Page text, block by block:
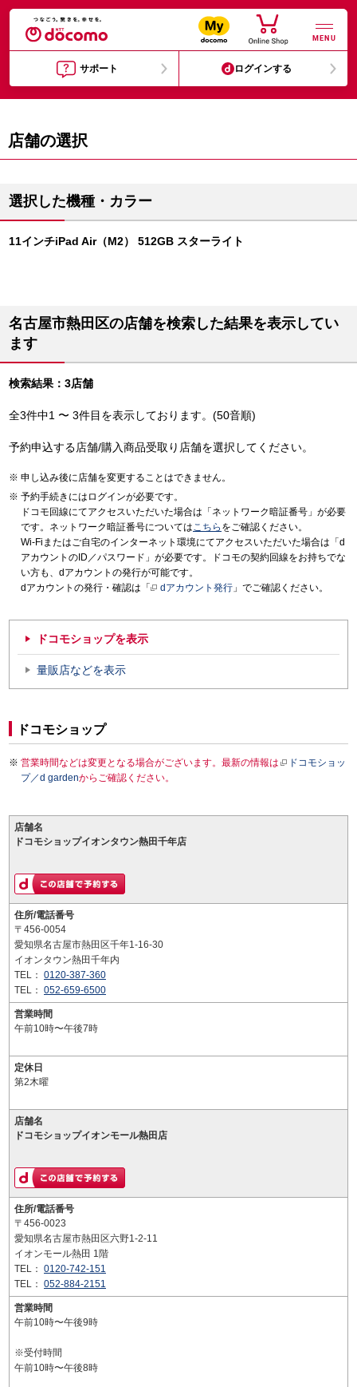
MENU
サポート ログインする
店舗の選択
選択した機種・カラー
11インチiPad Air（M2） 512GB スターライト
名古屋市熱田区の店舗を検索した結果を表示してい
ます
検索結果：3店舗
全3件中1 〜 3件目を表示しております。(50音順)
予約申込する店舗/購入商品受取り店舗を選択してください。
申し込み後に店舗を変更することはできません。
予約手続きにはログインが必要です。
ドコモ回線にてアクセスいただいた場合は「ネットワーク暗証番号」が必要
です。ネットワーク暗証番号についてはこちら をご確認ください。
Wi-Fiまたはご自宅のインターネット環境にてアクセスいただいた場合は「d
アカウントのID／パスワード」が必要です。ドコモの契約回線をお持ちでな
い方も、dアカウントの発行が可能です。
dアカウントの発行・確認は「
dアカウント発行 」でご確認ください。
ドコモショップを表示
量販店などを表示
ドコモショップ
営業時間などは変更となる場合がございます。最新の情報は
ドコモショッ
プ／d gardenからご確認ください。
店舗名
ドコモショップイオンタウン熱田千年店
住所/電話番号
〒456-0054
愛知県名古屋市熱田区千年1-16-30
イオンタウン熱田千年内
TEL： 0120-387-360
TEL： 052-659-6500
営業時間
午前10時〜午後7時
定休日
第2木曜
店舗名
ドコモショップイオンモール熱田店
住所/電話番号
〒456-0023
愛知県名古屋市熱田区六野1-2-11
イオンモール熱田 1階
TEL： 0120-742-151
TEL： 052-884-2151
営業時間
午前10時〜午後9時
※受付時間
午前10時〜午後8時